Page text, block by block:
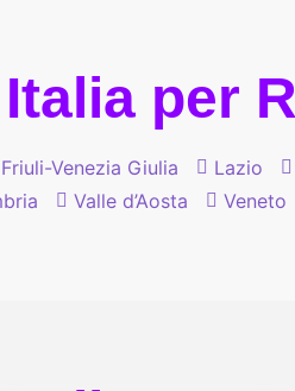
per
Friuli-Venezia Giulia Lazio
Valle d’Aosta Veneto